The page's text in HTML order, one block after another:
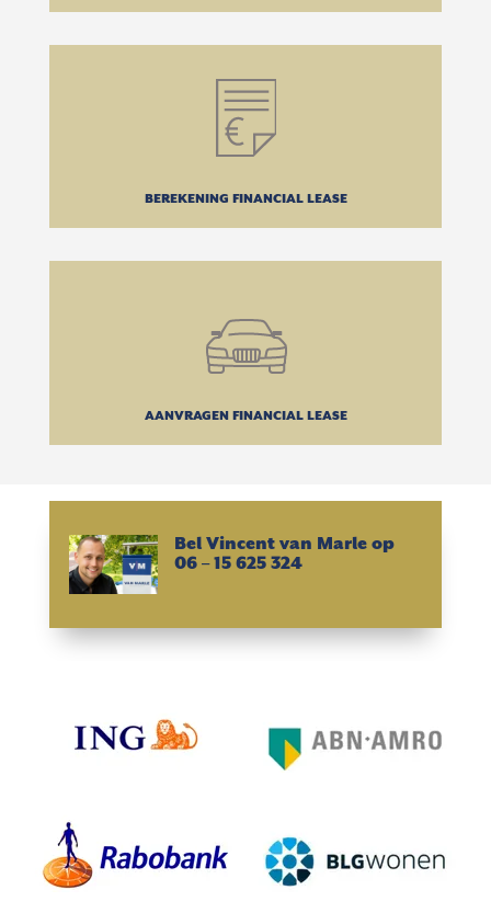
BEREKENING FINANCIAL LEASE
AANVRAGEN FINANCIAL LEASE
Bel Vincent van Marle op
06 – 15 625 324